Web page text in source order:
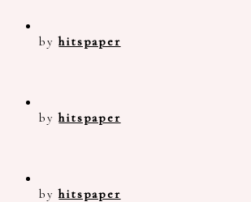
byhitspaper
byhitspaper
byhitspaper